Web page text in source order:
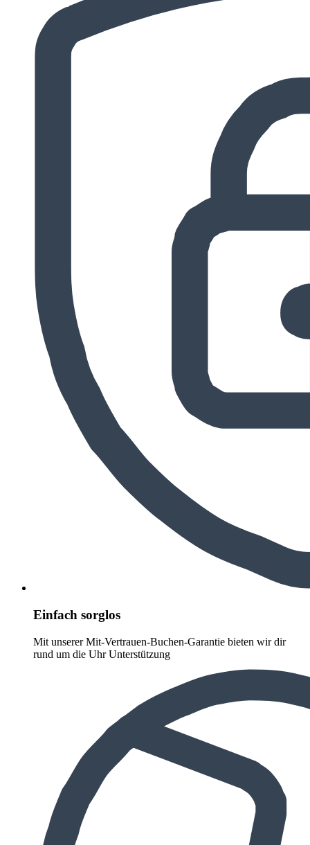
Einfach sorglos
Mit unserer Mit-Vertrauen-Buchen-Garantie bieten wir dir
rund um die Uhr Unterstützung